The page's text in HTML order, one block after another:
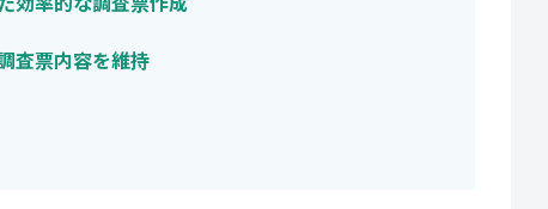
査票内容を維持